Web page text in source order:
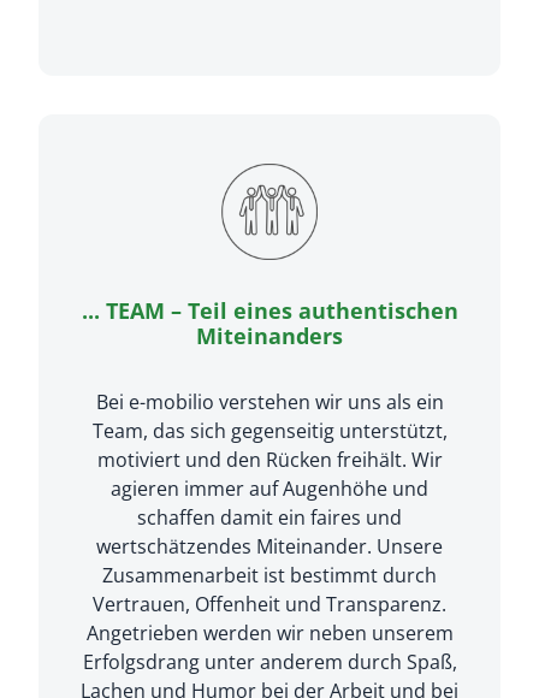
... TEAM – Teil eines authentischen
Miteinanders
Bei e-mobilio verstehen wir uns als ein
Team, das sich gegenseitig unterstützt,
motiviert und den Rücken freihält. Wir
agieren immer auf Augenhöhe und
schaffen damit ein faires und
wertschätzendes Miteinander. Unsere
Zusammenarbeit ist bestimmt durch
Vertrauen, Offenheit und Transparenz.
Angetrieben werden wir neben unserem
Erfolgsdrang unter anderem durch Spaß,
Lachen und Humor bei der Arbeit und bei